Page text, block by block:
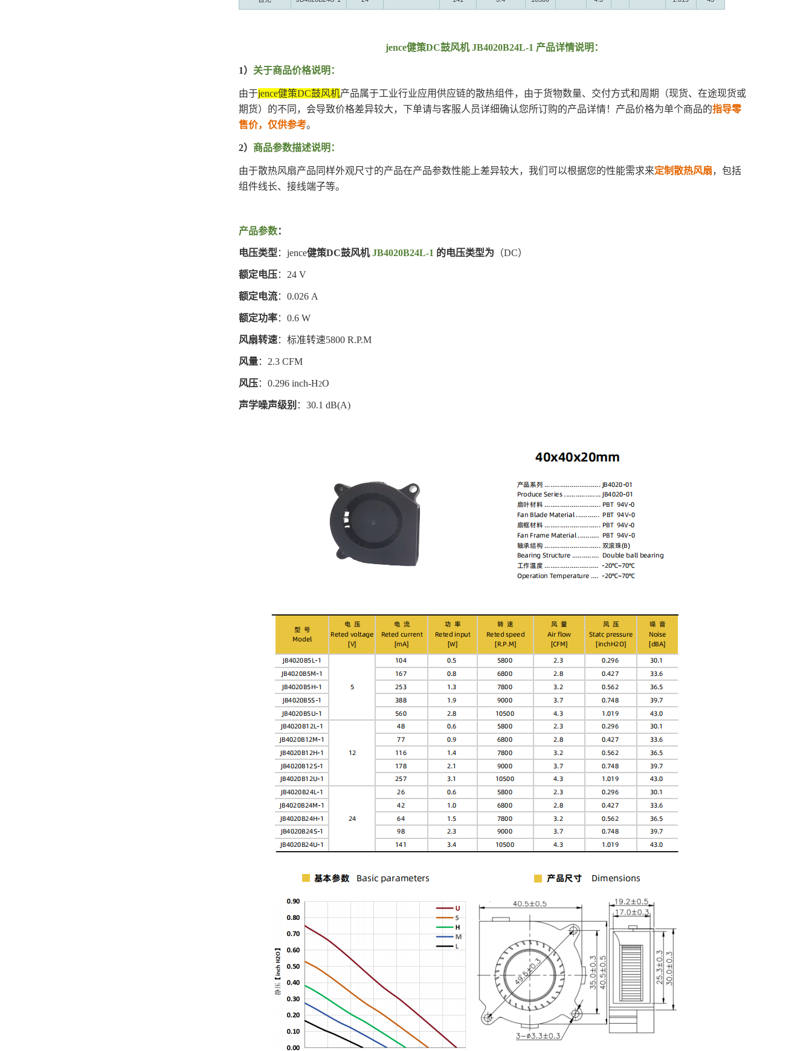
jence健策DC鼓风机 JB4020B24L-1 产品详情说明：
1） 关于商品价格说明：
由于jence健策DC鼓风机产品属于工业行业应用供应链的散热组件，由于货物数量、交付方式和周期（现货、在途现货或
期货）的不同，会导致价格差异较大，下单请与客服人员详细确认您所订购的产品详情！产品价格为单个商品的指导零
售价，仅供参考。
2） 商品参数描述说明：
由于散热风扇产品同样外观尺寸的产品在产品参数性能上差异较大，我们可以根据您的性能需求来定制散热风扇，包括
组件线长、接线端子等。
产品参数：
电压类型 ：jence健策DC鼓风机JB4020B24L-1 的电压类型为 （DC）
额定电压：24 V
额定电流：0.026 A
额定功率：0.6 W
风扇转速：标准转速5800 R.P.M
风量：2.3 CFM
风压：0.296 inch-H2O
声学噪声级别 ：30.1 dB(A)